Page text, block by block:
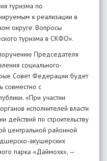
туризма по
к реализации в
округе. Вопросы
туризма в СКФО».
Председателя
социального-
Совет Федерации будет
совместно с
«При участии
исполнителей власти
действий по строительству
центральной районной
акушерских
парка «Даймохк», —